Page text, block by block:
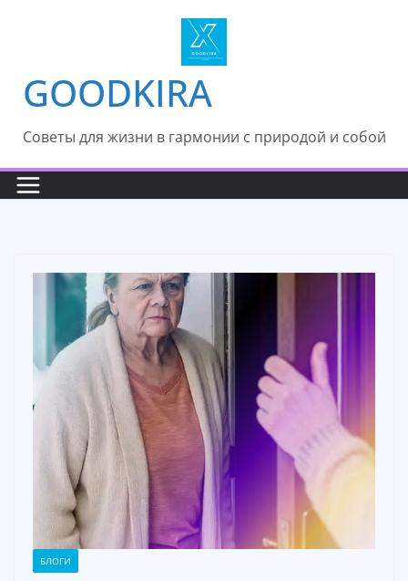
GOODKIRA
Cоветы для жизни в гармонии с природой и собой
БЛОГИ